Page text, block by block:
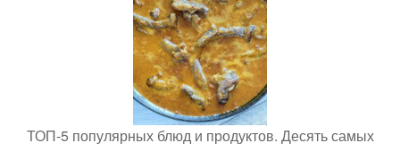
ТОП-5 популярных блюд и продуктов. Десять самых